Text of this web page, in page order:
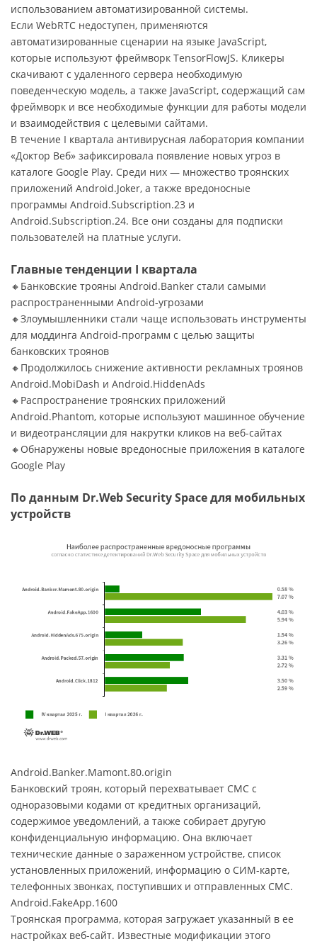
использованием автоматизированной системы.
Если WebRTC недоступен, применяются
автоматизированные сценарии на языке JavaScript,
которые используют фреймворк TensorFlowJS. Кликеры
скачивают с удаленного сервера необходимую
поведенческую модель, а также JavaScript, содержащий сам
фреймворк и все необходимые функции для работы модели
и взаимодействия с целевыми сайтами.
В течение I квартала антивирусная лаборатория компании
«Доктор Веб» зафиксировала появление новых угроз в
каталоге Google Play. Среди них — множество троянских
приложений Android.Joker, а также вредоносные
программы Android.Subscription.23 и
Android.Subscription.24. Все они созданы для подписки
пользователей на платные услуги.
Главные тенденции I квартала
🔸Банковские трояны Android.Banker стали самыми
распространенными Android-угрозами
🔸Злоумышленники стали чаще использовать инструменты
для моддинга Android-программ с целью защиты
банковских троянов
🔸Продолжилось снижение активности рекламных троянов
Android.MobiDash и Android.HiddenAds
🔸Распространение троянских приложений
Android.Phantom, которые используют машинное обучение
и видеотрансляции для накрутки кликов на веб-сайтах
🔸Обнаружены новые вредоносные приложения в каталоге
Google Play
По данным Dr.Web Security Space для мобильных
устройств
Android.Banker.Mamont.80.origin
Банковский троян, который перехватывает СМС с
одноразовыми кодами от кредитных организаций,
содержимое уведомлений, а также собирает другую
конфиденциальную информацию. Она включает
технические данные о зараженном устройстве, список
установленных приложений, информацию о СИМ-карте,
телефонных звонках, поступивших и отправленных СМС.
Android.FakeApp.1600
Троянская программа, которая загружает указанный в ее
настройках веб-сайт. Известные модификации этого